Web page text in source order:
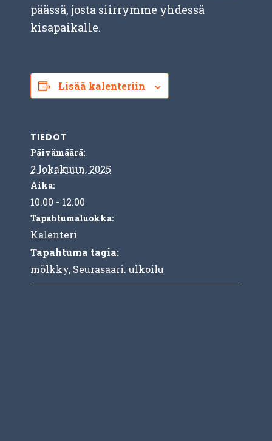
päässä, josta siirrymme yhdessä
kisapaikalle.
Lisää kalenteriin
TIEDOT
Päivämäärä:
2 lokakuun, 2025
Aika:
10.00 - 12.00
Tapahtumaluokka:
Kalenteri
Tapahtuma tagia:
mölkky, Seurasaari. ulkoilu